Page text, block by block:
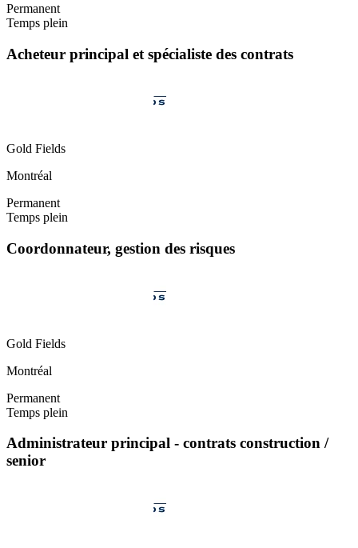
Permanent
Temps plein
Acheteur principal et spécialiste des contrats
Gold Fields
Montréal
Permanent
Temps plein
Coordonnateur, gestion des risques
Gold Fields
Montréal
Permanent
Temps plein
Administrateur principal - contrats construction /
senior